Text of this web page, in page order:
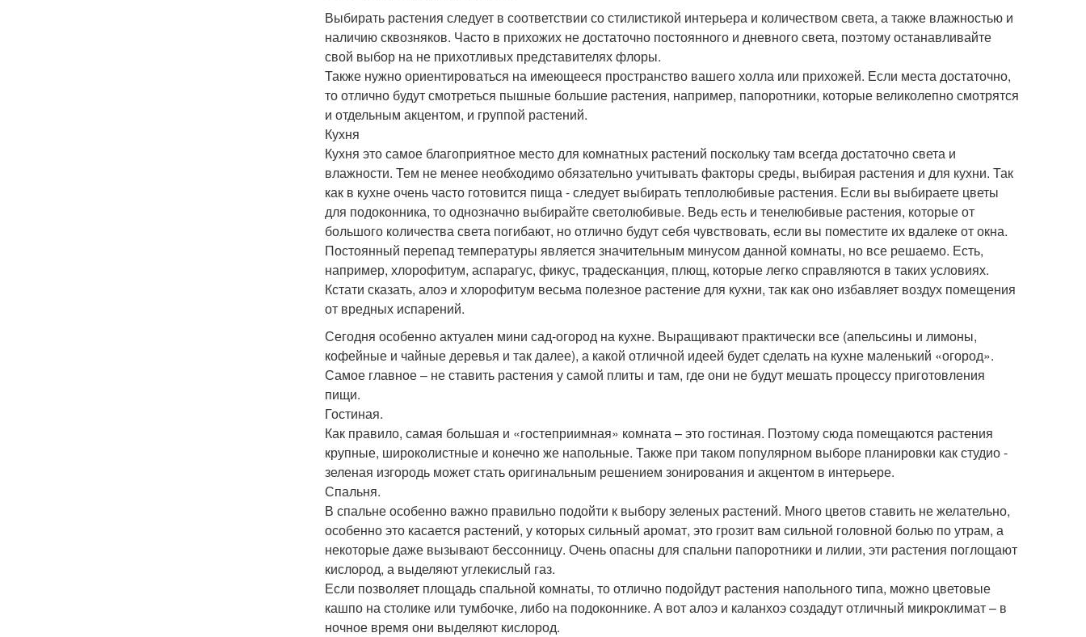
Выбирать растения следует в соответствии со стилистикой интерьера и количеством света, а также влажностью и
наличию сквозняков. Часто в прихожих не достаточно постоянного и дневного света, поэтому останавливайте
свой выбор на не прихотливых представителях флоры.
Также нужно ориентироваться на имеющееся пространство вашего холла или прихожей. Если места достаточно,
то отлично будут смотреться пышные большие растения, например, папоротники, которые великолепно смотрятся
и отдельным акцентом, и группой растений.
Кухня
Кухня это самое благоприятное место для комнатных растений поскольку там всегда достаточно света и
влажности. Тем не менее необходимо обязательно учитывать факторы среды, выбирая растения и для кухни. Так
как в кухне очень часто готовится пища - следует выбирать теплолюбивые растения. Если вы выбираете цветы
для подоконника, то однозначно выбирайте светолюбивые. Ведь есть и тенелюбивые растения, которые от
большого количества света погибают, но отлично будут себя чувствовать, если вы поместите их вдалеке от окна.
Постоянный перепад температуры является значительным минусом данной комнаты, но все решаемо. Есть,
например, хлорофитум, аспарагус, фикус, традесканция, плющ, которые легко справляются в таких условиях.
Кстати сказать, алоэ и хлорофитум весьма полезное растение для кухни, так как оно избавляет воздух помещения
от вредных испарений.
Сегодня особенно актуален мини сад-огород на кухне. Выращивают практически все (апельсины и лимоны,
кофейные и чайные деревья и так далее), а какой отличной идеей будет сделать на кухне маленький «огород».
Самое главное – не ставить растения у самой плиты и там, где они не будут мешать процессу приготовления
пищи.
Гостиная.
Как правило, самая большая и «гостеприимная» комната – это гостиная. Поэтому сюда помещаются растения
крупные, широколистные и конечно же напольные. Также при таком популярном выборе планировки как студио -
зеленая изгородь может стать оригинальным решением зонирования и акцентом в интерьере.
Спальня.
В спальне особенно важно правильно подойти к выбору зеленых растений. Много цветов ставить не желательно,
особенно это касается растений, у которых сильный аромат, это грозит вам сильной головной болью по утрам, а
некоторые даже вызывают бессонницу. Очень опасны для спальни папоротники и лилии, эти растения поглощают
кислород, а выделяют углекислый газ.
Если позволяет площадь спальной комнаты, то отлично подойдут растения напольного типа, можно цветовые
кашпо на столике или тумбочке, либо на подоконнике. А вот алоэ и каланхоэ создадут отличный микроклимат – в
ночное время они выделяют кислород.